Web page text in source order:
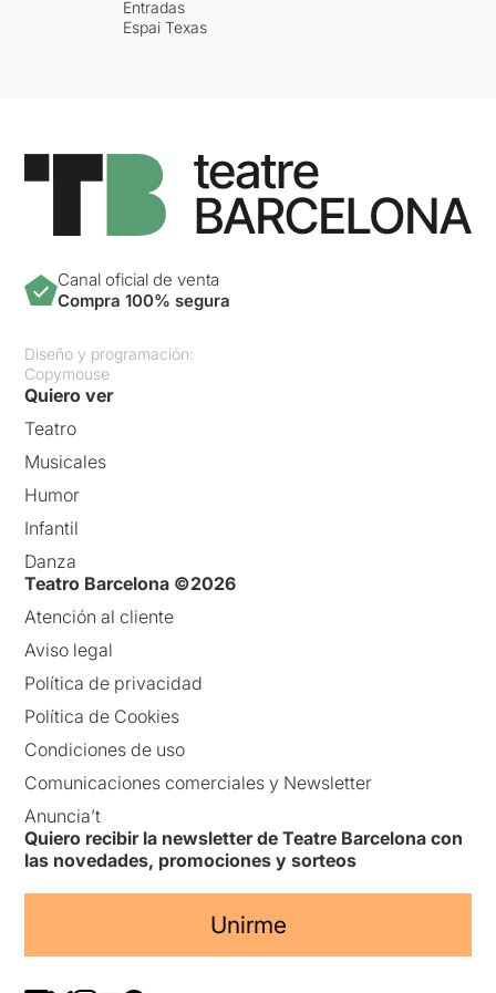
Entradas
Espai Texas
Canal oficial de venta
Compra 100% segura
Diseño y programación:
Copymouse
Quiero ver
Teatro
Musicales
Humor
Infantil
Danza
Teatro Barcelona ©2026
Atención al cliente
Aviso legal
Política de privacidad
Política de Cookies
Condiciones de uso
Comunicaciones comerciales y Newsletter
Anuncia’t
Quiero recibir la newsletter de Teatre Barcelona con
las novedades, promociones y sorteos
Unirme